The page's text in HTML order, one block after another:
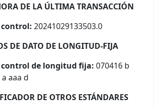
DE LA ÚLTIMA TRANSACCIÓN
20241029133503.0
DE DATO DE LONGITUD-FIJA
control de longitud fija: 070416 b
aaa d
DE OTROS ESTÁNDARES